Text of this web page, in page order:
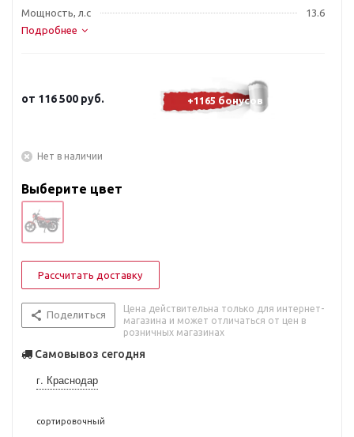
Мощность, л.с
13.6
Подробнее
от 116 500 руб. +1165 бонусов
Нет в наличии
Выберите цвет
Рассчитать доставку
Поделиться
Цена действительна только для интернет-
магазина и может отличаться от цен в
розничных магазинах
Самовывоз сегодня
г. Краснодар
сортировочный